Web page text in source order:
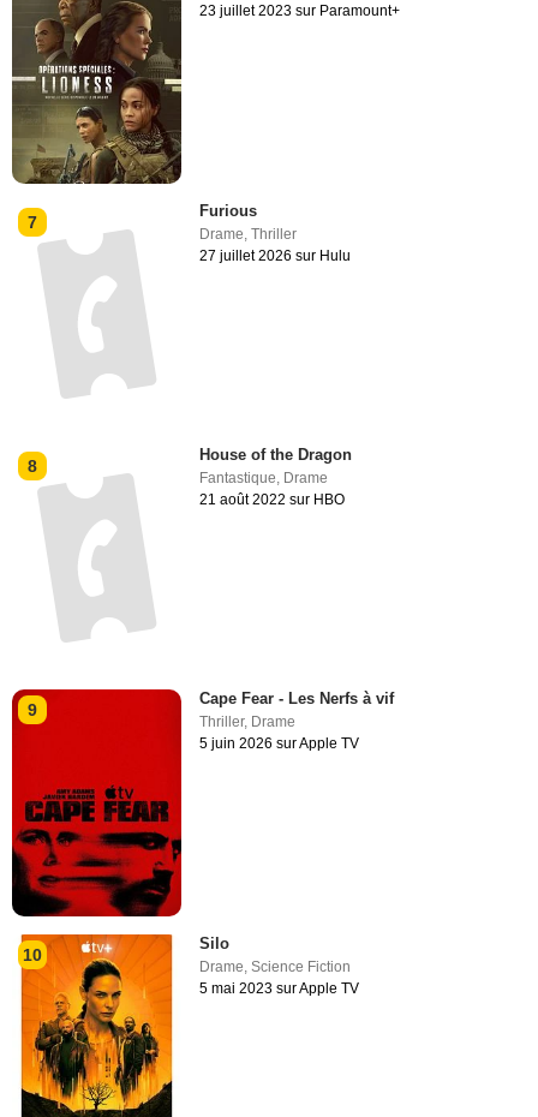
23 juillet 2023 sur Paramount+
7
Furious
Drame ,Thriller
27 juillet 2026 sur Hulu
8
House of the Dragon
Fantastique, Drame
21 août 2022 sur HBO
9
Cape Fear - Les Nerfs à vif
Thriller, Drame
5 juin 2026 sur Apple TV
10
Silo
Drame ,Science Fiction
5 mai 2023 sur Apple TV